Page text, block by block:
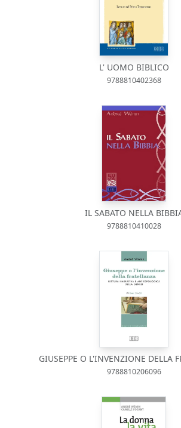
L' UOMO BIBLICO
9788810402368
IL SABATO NELLA
9788810410028
GIUSEPPE O L'INVENZIONE DELLA
9788810206096